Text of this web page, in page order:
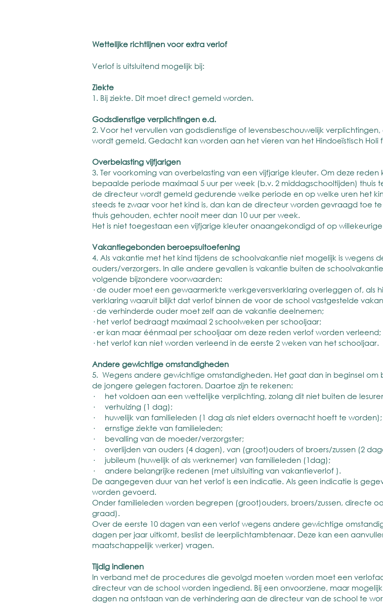
Wettelijke richtlijnen voor extra verlof
Verlof is uitsluitend mogelijk bij:
Ziekte
1. Bij ziekte. Dit moet direct gemeld worden.
Godsdienstige verplichtingen e.d.
2. Voor het vervullen van godsdienstige of levensbeschouwelijk
wordt gemeld. Gedacht kan worden aan het vieren van het Hindoeïstisch Holi
Overbelasting vijfjarigen
3. Ter voorkoming van overbelasting van een vijfjarige kleuter. Om deze
bepaalde periode maximaal 5 uur per week (b.v. 2 middagschooltijden) thuis
de directeur wordt gemeld gedurende welke periode en op welke uren het
steeds te zwaar voor het kind is, dan kan de directeur worden gevraagd toe
thuis gehouden, echter nooit meer dan 10 uur per week.
Het is niet toegestaan een vijfjarige kleuter onaangekondigd of op
Vakantiegebonden beroepsuitoefening
4. Als vakantie met het kind tijdens de schoolvakantie niet mogelijk is
ouders/verzorgers. In alle andere gevallen is vakantie buiten de
volgende bijzondere voorwaarden:
· de ouder moet een gewaarmerkte werkgeversverklaring overleggen of, als
verklaring waaruit blijkt dat verlof binnen de voor de school vastgestelde
· de verhinderde ouder moet zelf aan de vakantie deelnemen;
· het verlof bedraagt maximaal 2 schoolweken per schooljaar;
· er kan maar éénmaal per schooljaar om deze reden verlof worden
· het verlof kan niet worden verleend in de eerste 2 weken van het schooljaar.
Andere gewichtige omstandigheden
5. Wegens andere gewichtige omstandigheden. Het gaat dan in beginsel
de jongere gelegen factoren. Daartoe zijn te rekenen:
· het voldoen aan een wettelijke verplichting, zolang dit niet buiten de
· verhuizing (1 dag);
· huwelijk van familieleden (1 dag als niet elders overnacht hoeft te worden);
· ernstige ziekte van familieleden;
· bevalling van de moeder/verzorgster;
· overlijden van ouders (4 dagen), van (groot)ouders of broers/zussen (2
· jubileum (huwelijk of als werknemer) van familieleden (1dag);
· andere belangrijke redenen (met uitsluiting van vakantieverlof ).
De aangegeven duur van het verlof is een indicatie. Als geen indicatie is
worden gevoerd.
Onder familieleden worden begrepen (groot)ouders, broers/zussen, directe
graad).
Over de eerste 10 dagen van een verlof wegens andere gewichtige
dagen per jaar uitkomt, beslist de leerplichtambtenaar. Deze kan een
maatschappelijk werker) vragen.
Tijdig indienen
In verband met de procedures die gevolgd moeten worden moet een
directeur van de school worden ingediend. Bij een onvoorziene, maar
dagen na ontstaan van de verhindering aan de directeur van de school te